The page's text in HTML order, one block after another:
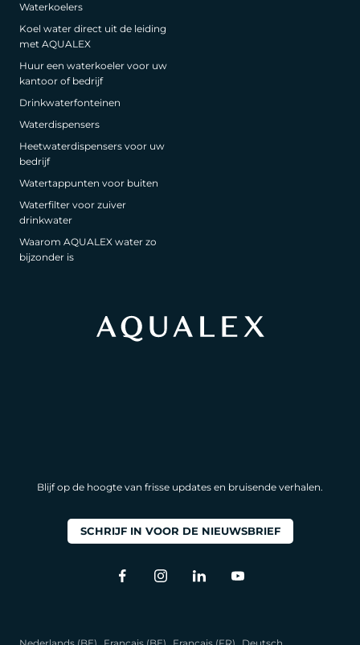
Waterkoelers
Koel water direct uit de leiding
met AQUALEX
Huur een waterkoeler voor uw
kantoor of bedrijf
Drinkwaterfonteinen
Waterdispensers
Heetwaterdispensers voor uw
bedrijf
Watertappunten voor buiten
Waterfilter voor zuiver
drinkwater
Waarom AQUALEX water zo
bijzonder is
Blijf op de hoogte van frisse updates en bruisende verhalen.
SCHRIJF IN VOOR DE NIEUWSBRIEF